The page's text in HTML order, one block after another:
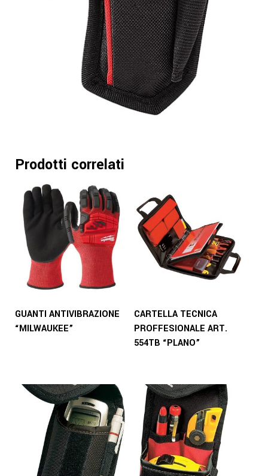
Prodotti correlati
GUANTI ANTIVIBRAZIONE
“MILWAUKEE”
CARTELLA TECNICA
PROFFESIONALE ART.
554TB “PLANO”